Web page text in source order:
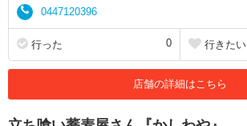
0447120396
行った 0 行きたい
店舗の詳細はこちら